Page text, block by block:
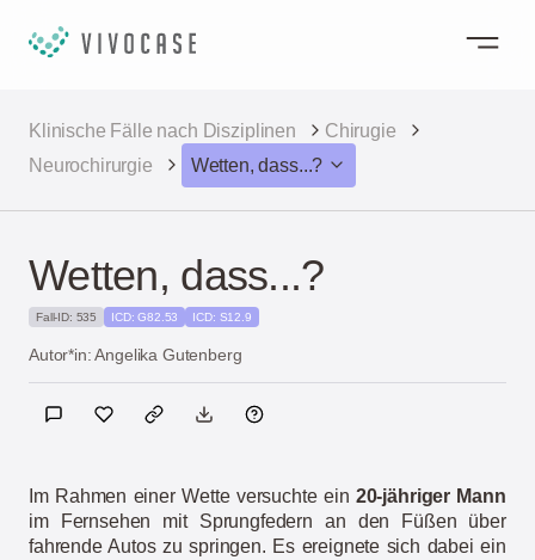
Klinische Fälle nach Disziplinen
Chirugie
Neurochirurgie
Wetten, dass...?
Wetten, dass...?
Fall-ID: 535 ICD: G82.53 ICD: S12.9
Autor*in: Angelika Gutenberg
Im Rahmen einer Wette versuchte ein 20-jähriger Mann
im Fernsehen mit Sprungfedern an den Füßen über
fahrende Autos zu springen. Es ereignete sich dabei ein